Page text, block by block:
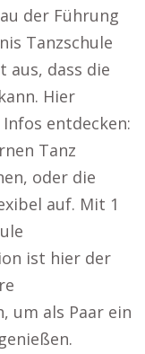
der Führung
Tanzschule
aus, dass die
Hier
entdecken:
Tanz
oder die
auf. Mit 1
ist hier der
um als Paar ein